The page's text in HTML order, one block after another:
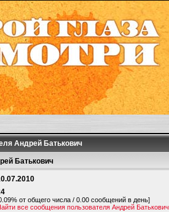
Андрей Батькович
Батькович
от общего числа / 0.00 сообщений в день]
все сообщения пользователя Андрей Батькович